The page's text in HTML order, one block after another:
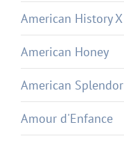
American History X
American Honey
American Splendor
Amour d'Enfance